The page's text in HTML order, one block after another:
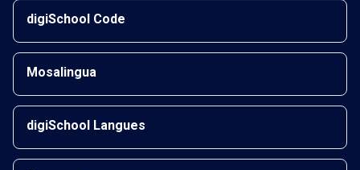
digiSchool Code
Mosalingua
digiSchool Langues